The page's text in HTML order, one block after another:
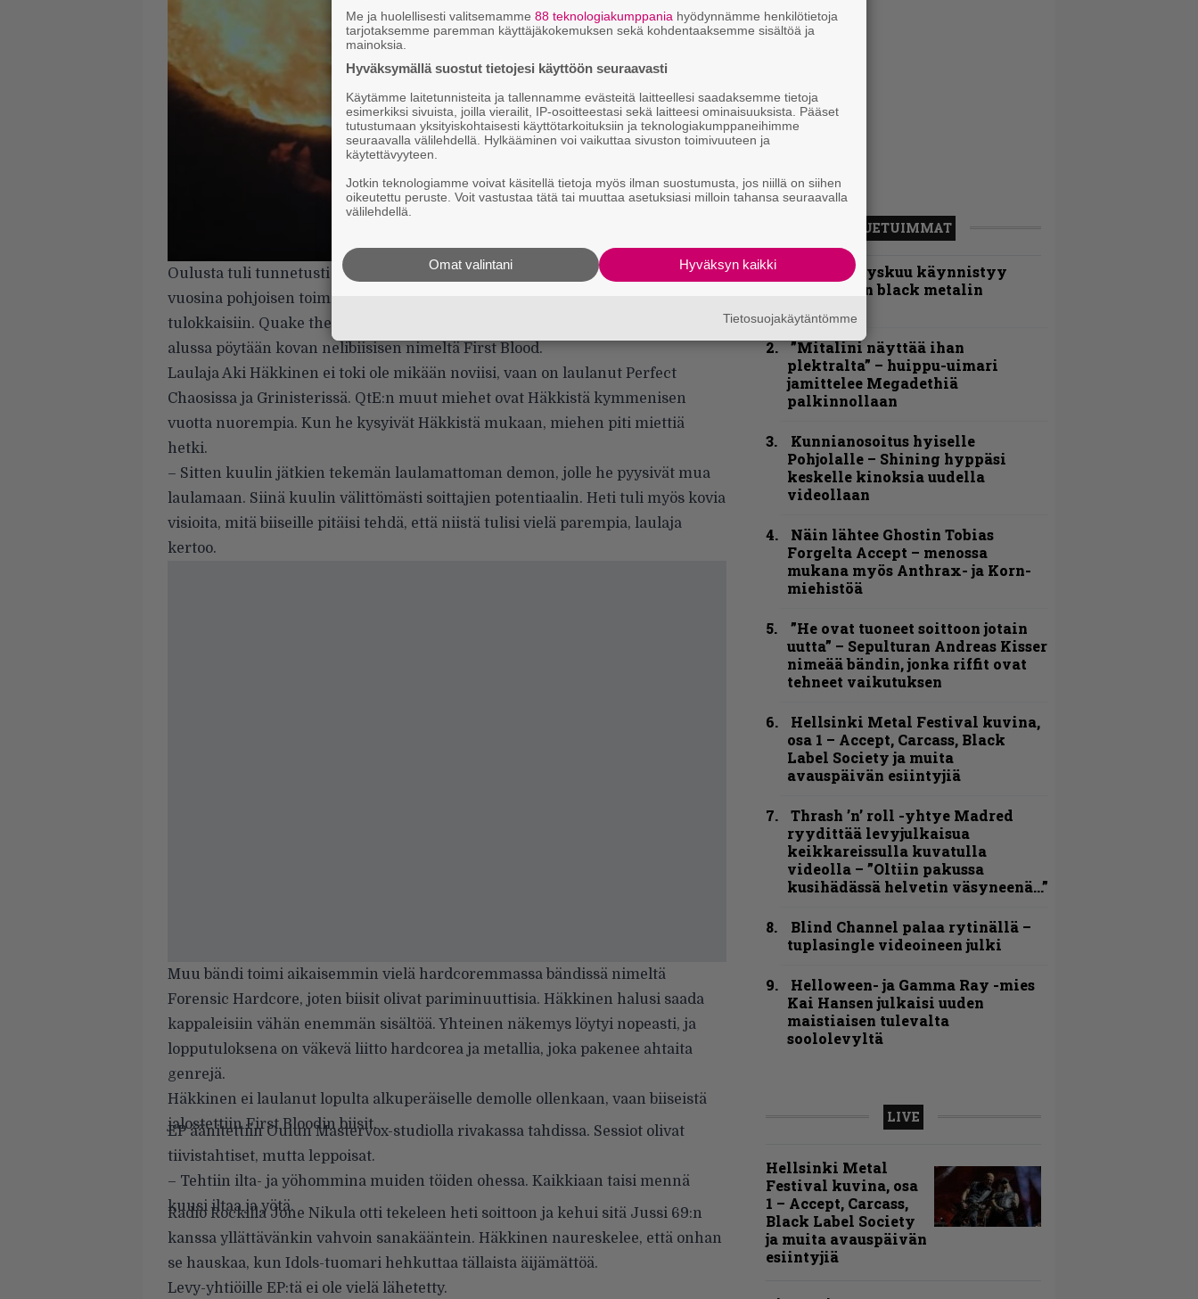
Oulusta tuli tunnetusti takavuosina lukuisia vahvoja metallinimiä, mutta viime
vuosina pohjoisen toiminta on ollut hiljaisempaa, ainakin mitä tulee uusiin
tulokkaisiin. Quake the Earth on puoli vuotta vanha bändi, joka latasi kesäkuun
alussa pöytään kovan nelibiisisen nimeltä First Blood.
Laulaja Aki Häkkinen ei toki ole mikään noviisi, vaan on laulanut Perfect
Chaosissa ja Grinisterissä. QtE:n muut miehet ovat Häkkistä kymmenisen
vuotta nuorempia. Kun he kysyivät Häkkistä mukaan, miehen piti miettiä
hetki.
– Sitten kuulin jätkien tekemän laulamattoman demon, jolle he pyysivät mua
laulamaan. Siinä kuulin välittömästi soittajien potentiaalin. Heti tuli myös kovia
visioita, mitä biiseille pitäisi tehdä, että niistä tulisi vielä parempia, laulaja
kertoo.
Muu bändi toimi aikaisemmin vielä hardcoremmassa bändissä nimeltä
Forensic Hardcore, joten biisit olivat pariminuuttisia. Häkkinen halusi saada
kappaleisiin vähän enemmän sisältöä. Yhteinen näkemys löytyi nopeasti, ja
lopputuloksena on väkevä liitto hardcorea ja metallia, joka pakenee ahtaita
genrejä.
Häkkinen ei laulanut lopulta alkuperäiselle demolle ollenkaan, vaan biiseistä
jalostettiin First Bloodin biisit.
EP äänitettiin Oulun Mastervox-studiolla rivakassa tahdissa. Sessiot olivat
tiivistahtiset, mutta leppoisat.
– Tehtiin ilta- ja yöhommina muiden töiden ohessa. Kaikkiaan taisi mennä
kuusi iltaa ja yötä.
Radio Rockilla Jone Nikula otti tekeleen heti soittoon ja kehui sitä Jussi 69:n
kanssa yllättävänkin vahvoin sanakääntein. Häkkinen naureskelee, että onhan
se hauskaa, kun Idols-tuomari hehkuttaa tällaista äijämättöä.
Levy-yhtiöille EP:tä ei ole vielä lähetetty.
LUETUIMMAT
Espoon syyskuu käynnistyy
kotimaisen black metalin
”Mitalini näyttää ihan
plektralta” – huippu-uimari
jamittelee Megadethiä
palkinnollaan
Kunnianosoitus hyiselle
Pohjolalle – Shining hyppäsi
keskelle kinoksia uudella
videollaan
Näin lähtee Ghostin Tobias
Forgelta Accept – menossa
mukana myös Anthrax- ja Korn-
miehistöä
”He ovat tuoneet soittoon jotain
uutta” – Sepulturan Andreas Kisser
nimeää bändin, jonka riffit ovat
tehneet vaikutuksen
Hellsinki Metal Festival kuvina,
osa 1 – Accept, Carcass, Black
Label Society ja muita
avauspäivän esiintyjiä
Thrash ’n’ roll -yhtye Madred
ryydittää levyjulkaisua
keikkareissulla kuvatulla
videolla – ”Oltiin pakussa
kusihädässä helvetin väsyneenä…”
Blind Channel palaa rytinällä –
tuplasingle videoineen julki
Helloween- ja Gamma Ray -mies
Kai Hansen julkaisi uuden
maistiaisen tulevalta
soololevyltä
LIVE
Hellsinki Metal
Festival kuvina, osa
1 – Accept, Carcass,
Black Label Society
ja muita avauspäivän
esiintyjiä
Me ja huolellisesti valitsemamme 88 teknologiakumppania hyödynnämme henkilötietoja
tarjotaksemme paremman käyttäjäkokemuksen sekä kohdentaaksemme sisältöä ja
mainoksia.
Hyväksymällä suostut tietojesi käyttöön seuraavasti
Käytämme laitetunnisteita ja tallennamme evästeitä laitteellesi saadaksemme tietoja
esimerkiksi sivuista, joilla vierailit, IP-osoitteestasi sekä laitteesi ominaisuuksista. Pääset
tutustumaan yksityiskohtaisesti käyttötarkoituksiin ja teknologiakumppaneihimme
seuraavalla välilehdellä. Hylkääminen voi vaikuttaa sivuston toimivuuteen ja
käytettävyyteen.
Jotkin teknologiamme voivat käsitellä tietoja myös ilman suostumusta, jos niillä on siihen
oikeutettu peruste. Voit vastustaa tätä tai muuttaa asetuksiasi milloin tahansa seuraavalla
välilehdellä.
Hyväksyn kaikki
Omat valintani
Tietosuojakäytäntömme